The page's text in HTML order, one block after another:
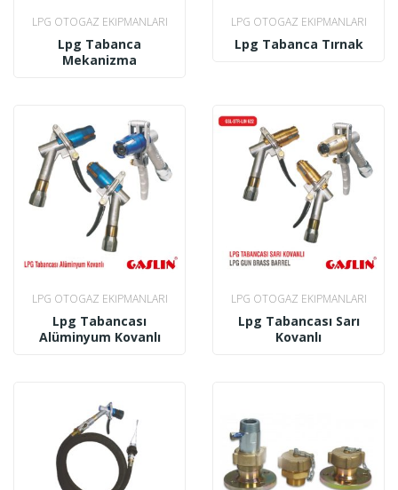
LPG OTOGAZ EKIPMANLARI
Lpg Tabanca
Mekanizma
LPG OTOGAZ EKIPMANLARI
Lpg Tabanca Tırnak
LPG OTOGAZ EKIPMANLARI
Lpg Tabancası
Alüminyum Kovanlı
LPG OTOGAZ EKIPMANLARI
Lpg Tabancası Sarı
Kovanlı